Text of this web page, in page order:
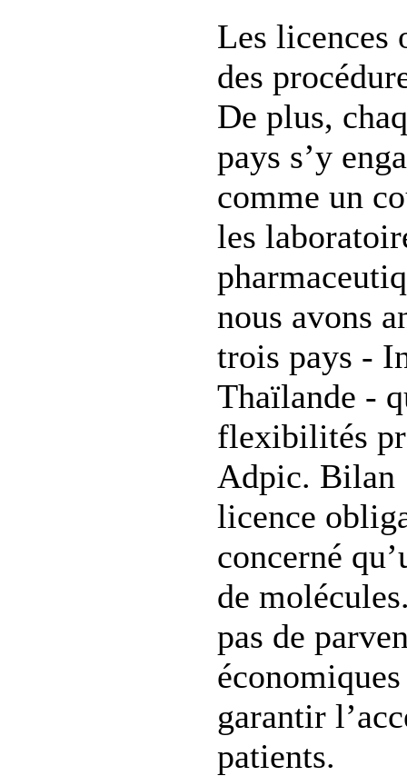
Les licences
des
De plus,
pays s’y
comme un
les
nous avons
trois pays -
Thaïlande -
flexibilités
Adpic. Bilan
licence
concerné
de
pas de
garantir
patients.